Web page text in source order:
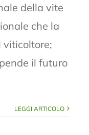
della vite
che la
viticoltore;
il futuro
LEGGI ARTICOLO